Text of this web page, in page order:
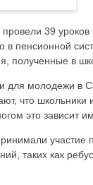
39 уроков
в пенсионной
полученные в
для молодежи в
что школьники
это зависит
участие
таких как